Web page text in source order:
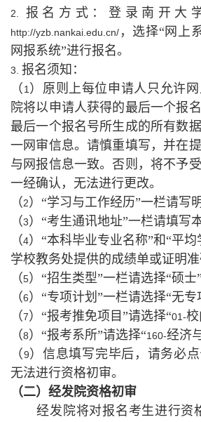
2. 报名方式：登录南开大
http://yzb.nankai.edu.cn/ ，选择“网上
网报系统”进行报名。
3. 报名须知：
（ 1 ）原则上每位申请人只允许
院将以申请人获得的最后一个报
最后一个报名号所生成的所有数
一网审信息。请慎重填写，并在
与网报信息一致。否则，将不予
一经确认，无法进行更改。
（2）“学习与工作经历”一栏请写
（3）“考生通讯地址”一栏请填写
（4）“本科毕业专业名称”和“平
学校教务处提供的成绩单或证明准
（5）“招生类型”一栏请选择“硕士
（6）“专项计划”一栏请选择“无专
（7）“报考推免项目”请选择“01-校
（8）“报考系所”请选择“160-经济
（9）信息填写完毕后，请务必
无法进行资格初审。
（二）经发院资格初审
经发院将对报名考生进行资